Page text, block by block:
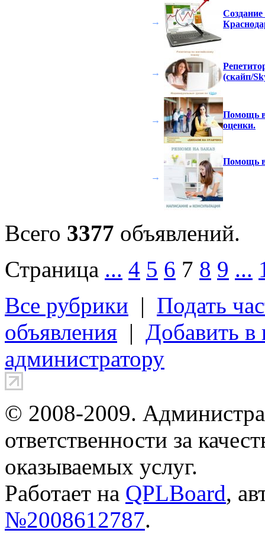
→
→
(скайп/
→
Помощь
оценки.
→
Помощь в
Всего 3377 объявлений.
Страница ... 4 5 6 7 8 9 ...
Все рубрики | Подать
объявления | Добавить в
администратору
© 2008-2009.
ответственности за
оказываемых услуг.
Работает на QPLBoard,
№2008612787.